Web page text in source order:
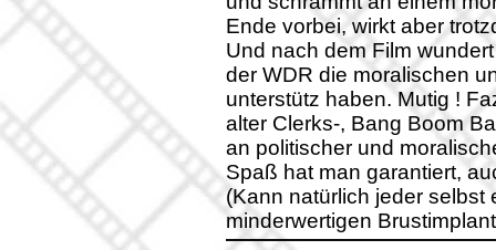
Ende vorbei, wirkt aber
Und nach dem Film
der WDR die moralischen
unterstütz haben. Mutig !
alter Clerks-, Bang Boom
an politischer und
Spaß hat man garantiert,
(Kann natürlich jeder selbst
minderwertigen